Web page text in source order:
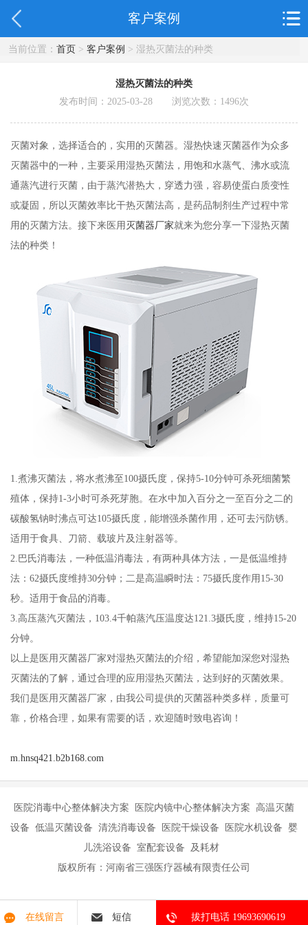
客户案例
当前位置： 首页> 客户案例 > 湿热灭菌法的种类
湿热灭菌法的种类
发布时间：2025-03-28 浏览次数： 1496次
灭菌对象，选择适合的，实用的灭菌器。湿热快速灭菌器作为众多
灭菌器中的一种，主要采用湿热灭菌法，用饱和水蒸气、沸水或流
通蒸汽进行灭菌，由于蒸汽潜热大，穿透力强，容易使蛋白质变性
或凝固，所以灭菌效率比干热灭菌法高，是药品制剂生产过程中常
用的灭菌方法。接下来医用灭菌器厂家就来为您分享一下湿热灭菌
法的种类！
1.煮沸灭菌法，将水煮沸至100摄氏度，保持5-10分钟可杀死细菌繁
殖体，保持1-3小时可杀死芽胞。在水中加入百分之一至百分之二的
碳酸氢钠时沸点可达105摄氏度，能增强杀菌作用，还可去污防锈。
适用于食具、刀箭、载玻片及注射器等。
2.巴氏消毒法，一种低温消毒法，有两种具体方法，一是低温维持
法：62摄氏度维持30分钟；二是高温瞬时法：75摄氏度作用15-30
秒。适用于食品的消毒。
3.高压蒸汽灭菌法，103.4千帕蒸汽压温度达121.3摄氏度，维持15-20
分钟。
以上是医用灭菌器厂家对湿热灭菌法的介绍，希望能加深您对湿热
灭菌法的了解，通过合理的应用湿热灭菌法，达到好的灭菌效果。
我们是医用灭菌器厂家，由我公司提供的灭菌器种类多样，质量可
靠，价格合理，如果有需要的话，欢迎随时致电咨询！
m.hnsq421.b2b168.com
医院消毒中心整体解决方案 医院内镜中心整体解决方案 高温灭菌
设备 低温灭菌设备 清洗消毒设备 医院干燥设备 医院水机设备 婴
儿洗浴设备 室配套设备 及耗材
版权所有：河南省三强医疗器械有限责任公司
在线留言 短信 拔打电话 19693690619